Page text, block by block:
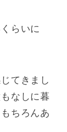
らいに
てきまし
なしに暮
ちろんあ